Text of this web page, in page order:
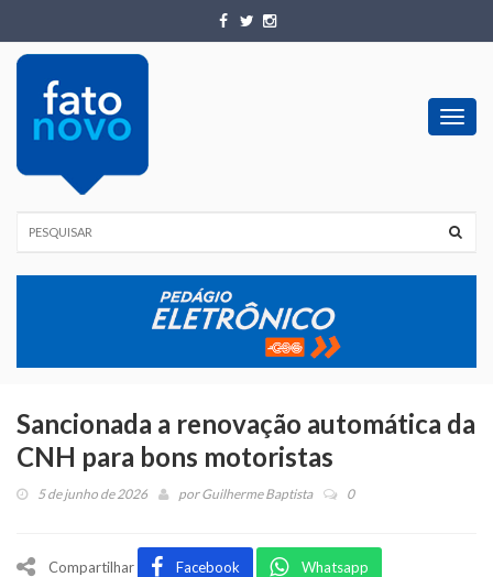
Sancionada a renovação automática da
CNH para bons motoristas
5 de junho de 2026 porGuilherme Baptista 0
Compartilhar Facebook Whatsapp